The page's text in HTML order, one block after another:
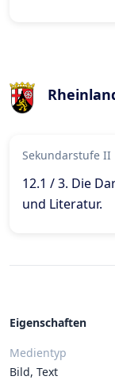
Sekundarstufe II
12.1 / 3. Die
und Literatur.
Eigenschaften
Medientyp
Bild, Text